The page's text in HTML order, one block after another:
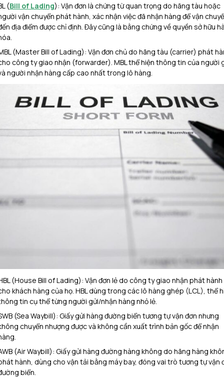
(Bill of Lading): Vận đơn là chứng từ quan trọng do hãng tàu hoặc
vận chuyển phát hành, xác nhận việc đã nhận hàng để vận
địa điểm được chỉ định. Đây cũng là bằng chứng về quyền sở hữu
(Master Bill of Lading): Vận đơn chủ do hãng tàu (carrier) phát
công ty giao nhận (forwarder). MBL thể hiện thông tin của người
người nhận hàng cấp cao nhất trong lô hàng.
(House Bill of Lading): Vận đơn lẻ do công ty giao nhận phát hành
khách hàng của họ. HBL dùng trong các lô hàng ghép (LCL), thể
tin cụ thể từng người gửi/nhận hàng nhỏ lẻ.
(Sea Waybill): Giấy gửi hàng đường biển tương tự vận đơn nhưng
chuyển nhượng được và không cần xuất trình bản gốc để nhận
(Air Waybill): Giấy gửi hàng đường hàng không do hãng hàng
hành, dùng cho vận tải bằng máy bay, đóng vai trò tương tự vận
biển.